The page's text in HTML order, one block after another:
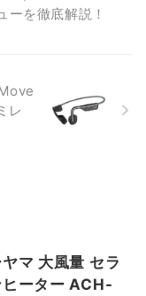
を徹底解説！
レ
マ 大風量 セラ
ヒーター ACH-